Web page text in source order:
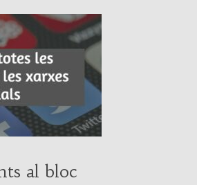
al bloc